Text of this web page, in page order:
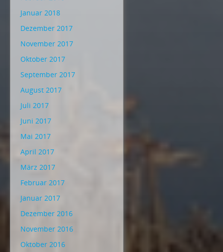
Januar 2018
Dezember 2017
November 2017
Oktober 2017
September 2017
August 2017
Juli 2017
Juni 2017
Mai 2017
April 2017
März 2017
Februar 2017
Januar 2017
Dezember 2016
November 2016
Oktober 2016